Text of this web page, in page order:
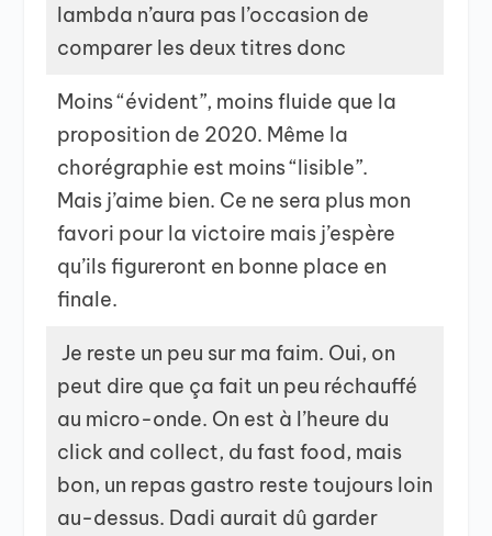
lambda n’aura pas l’occasion de
comparer les deux titres donc
Moins “évident”, moins fluide que la
proposition de 2020. Même la
chorégraphie est moins “lisible”.
Mais j’aime bien. Ce ne sera plus mon
favori pour la victoire mais j’espère
qu’ils figureront en bonne place en
finale.
Je reste un peu sur ma faim. Oui, on
peut dire que ça fait un peu réchauffé
au micro-onde. On est à l’heure du
click and collect, du fast food, mais
bon, un repas gastro reste toujours loin
au-dessus. Dadi aurait dû garder